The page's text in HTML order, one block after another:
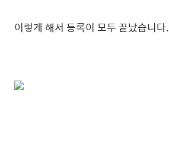
이렇게 해서 등록이 모두 끝났습니다.